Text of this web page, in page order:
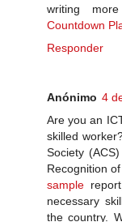
writing
Countdown
Responder
Anónimo 4
Are you an
skilled
Society
Recognition
sample
necessary
the country.